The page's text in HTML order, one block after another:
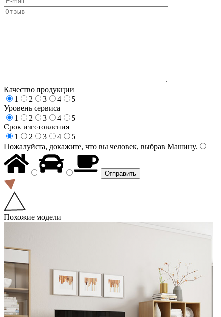
Качество продукции
1
2 3 4
5
Уровень сервиса
1
2 3 4
5
Срок изготовления
1
2 3 4
5
Пожалуйста, докажите, что вы человек, выбрав Машину.
Похожие модели